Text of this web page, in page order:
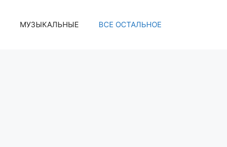
МУЗЫКАЛЬНЫЕ ВСЕ ОСТАЛЬНОЕ